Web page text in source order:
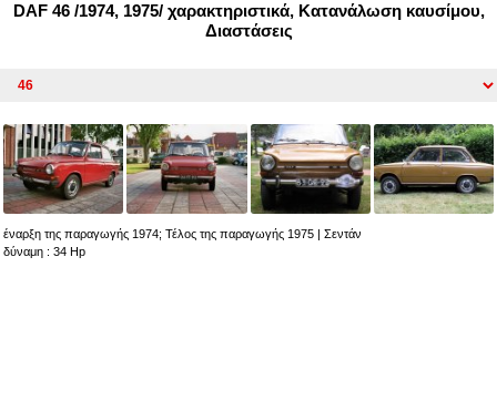
DAF 46 /1974, 1975/ χαρακτηριστικά, Κατανάλωση καυσίμου,
Διαστάσεις
έναρξη της παραγωγής 1974; Τέλος της παραγωγής 1975 | Σεντάν
δύναμη : 34 Hp